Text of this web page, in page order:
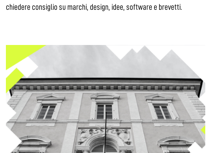
chiedere consiglio su marchi, design, idee, software e brevetti.